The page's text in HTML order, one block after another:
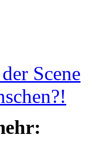
Scene